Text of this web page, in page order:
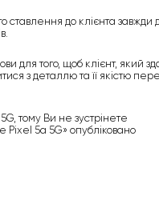
ставлення до клієнта завжди
для того, щоб клієнт, який
з деталлю та її якістю
тому Ви не зустрінете
Pixel 5a 5G» опубліковано